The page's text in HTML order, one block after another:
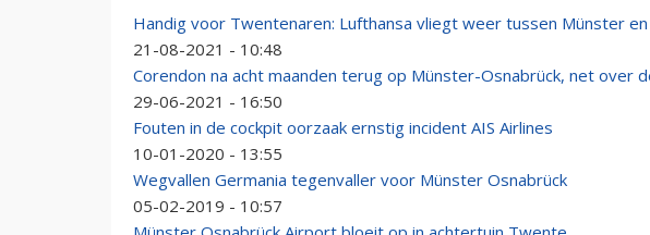
Handig voor Twentenaren: Lufthansa vliegt weer tussen Münster
21-08-2021 - 10:48
Corendon na acht maanden terug op Münster-Osnabrück, net over
29-06-2021 - 16:50
Fouten in de cockpit oorzaak ernstig incident AIS Airlines
10-01-2020 - 13:55
Wegvallen Germania tegenvaller voor Münster Osnabrück
05-02-2019 - 10:57